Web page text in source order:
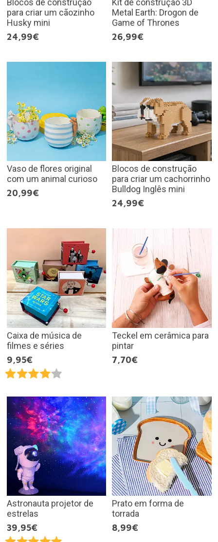
para criar um cãozinho
Husky mini
24,99€
Metal Earth: Drogon de
Game of Thrones
26,99€
Vaso de flores original
com um animal curioso
20,99€
Blocos de construção
para criar um cachorrinho
Bulldog Inglês mini
24,99€
Caixa de música de
filmes e séries
9,95€
Teckel em cerâmica para
pintar
7,70€
Astronauta projetor de
estrelas
39,95€
Prato em forma de
torrada
8,99€